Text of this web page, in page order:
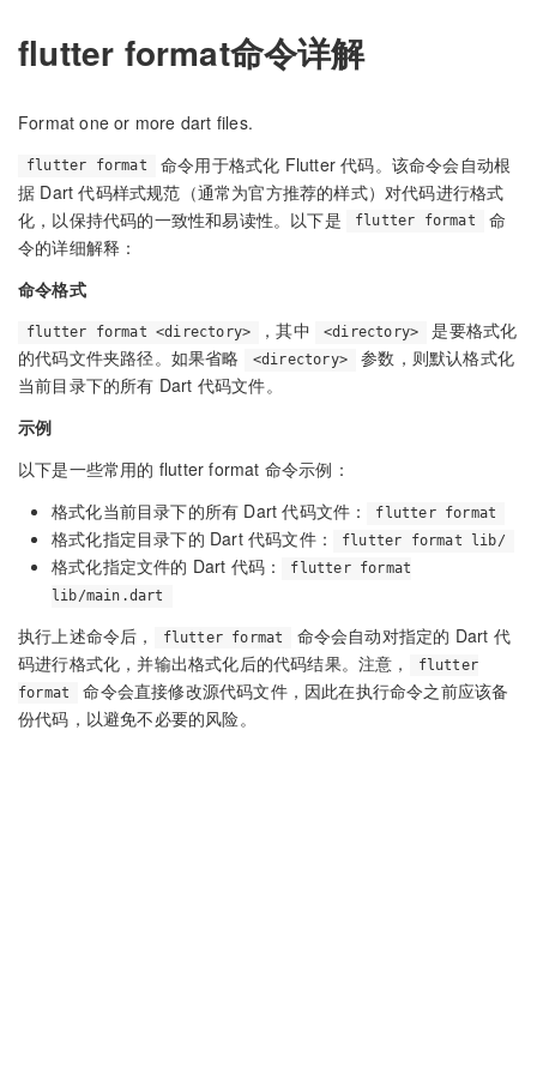
flutter format命令详解
Format one or more dart files.
flutter format
命令用于格式化 Flutter 代码。该命令会自动根
据 Dart 代码样式规范（通常为官方推荐的样式）对代码进行格式
化，以保持代码的一致性和易读性。以下是
flutter format
命
令的详细解释：
命令格式
flutter format <directory> ，其中 <directory>
是要格式化
的代码文件夹路径。如果省略
<directory>
参数，则默认格式化
当前目录下的所有 Dart 代码文件。
示例
以下是一些常用的 flutter format 命令示例：
格式化当前目录下的所有 Dart 代码文件：
flutter format
格式化指定目录下的 Dart 代码文件： flutter format lib/
格式化指定文件的 Dart 代码：
flutter format
lib/main.dart
执行上述命令后， flutter format
命令会自动对指定的 Dart 代
码进行格式化，并输出格式化后的代码结果。注意，
flutter
format
命令会直接修改源代码文件，因此在执行命令之前应该备
份代码，以避免不必要的风险。